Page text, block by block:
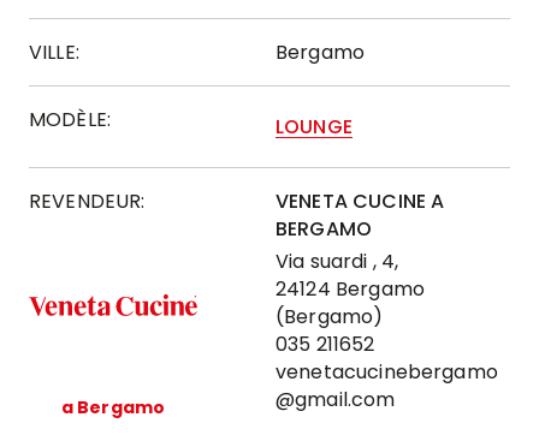
VILLE: Bergamo
MODÈLE: LOUNGE
REVENDEUR:
a Bergamo
VENETA CUCINE A
BERGAMO
Via suardi , 4,
24124 Bergamo
(Bergamo)
035 211652
venetacucinebergamo
@gmail.com